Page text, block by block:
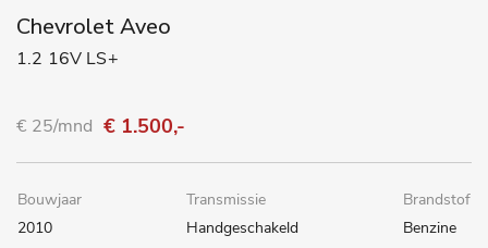
Chevrolet Aveo
1.2 16V LS+
€ 25/mnd € 1.500,-
Bouwjaar
2010
Transmissie
Handgeschakeld
Brandstof
Benzine